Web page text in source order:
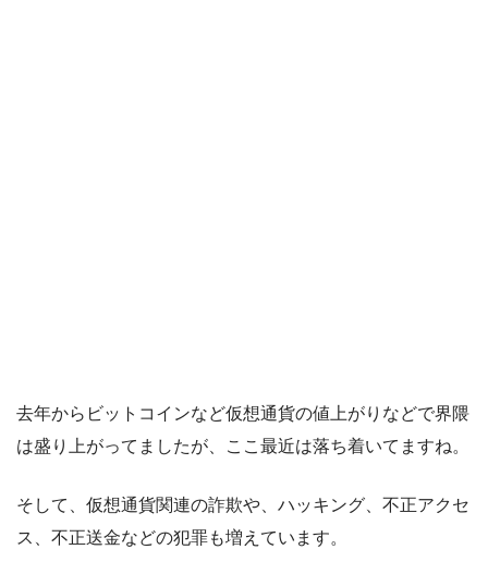
去年からビットコインなど仮想通貨の値上がりなどで界隈
は盛り上がってましたが、ここ最近は落ち着いてますね。
そして、仮想通貨関連の詐欺や、ハッキング、不正アクセ
ス、不正送金などの犯罪も増えています。